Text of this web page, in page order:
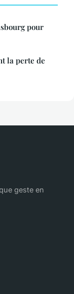
pour
la perte de
geste en